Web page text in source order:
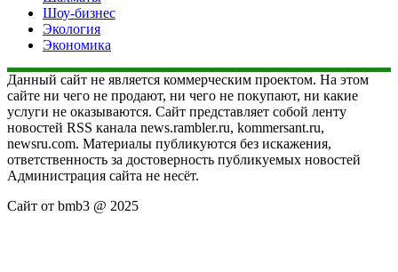
Шоу-бизнес
Экология
Экономика
Данный сайт не является коммерческим проектом. На этом
сайте ни чего не продают, ни чего не покупают, ни какие
услуги не оказываются. Сайт представляет собой ленту
новостей RSS канала news.rambler.ru, kommersant.ru,
newsru.com. Материалы публикуются без искажения,
ответственность за достоверность публикуемых новостей
Администрация сайта не несёт.
Сайт от bmb3 @ 2025